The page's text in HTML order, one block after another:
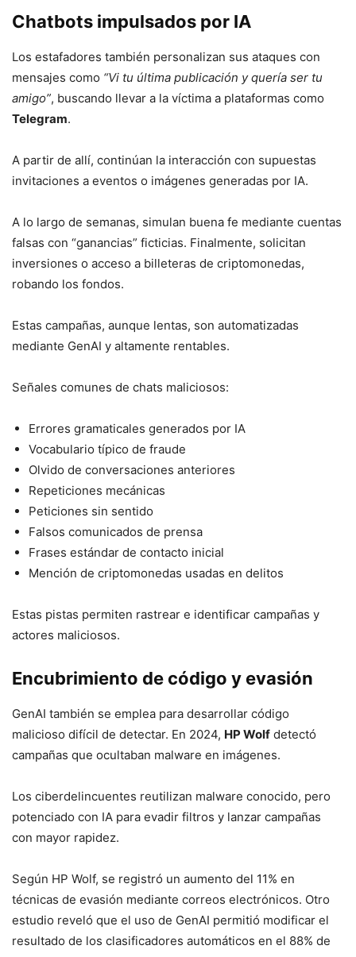
Chatbots impulsados por IA
Los estafadores también personalizan sus ataques con
mensajes como “Vi tu última publicación y quería ser tu
amigo”, buscando llevar a la víctima a plataformas como
Telegram.
A partir de allí, continúan la interacción con supuestas
invitaciones a eventos o imágenes generadas por IA.
A lo largo de semanas, simulan buena fe mediante cuentas
falsas con “ganancias” ficticias. Finalmente, solicitan
inversiones o acceso a billeteras de criptomonedas,
robando los fondos.
Estas campañas, aunque lentas, son automatizadas
mediante GenAI y altamente rentables.
Señales comunes de chats maliciosos:
Errores gramaticales generados por IA
Vocabulario típico de fraude
Olvido de conversaciones anteriores
Repeticiones mecánicas
Peticiones sin sentido
Falsos comunicados de prensa
Frases estándar de contacto inicial
Mención de criptomonedas usadas en delitos
Estas pistas permiten rastrear e identificar campañas y
actores maliciosos.
Encubrimiento de código y evasión
GenAI también se emplea para desarrollar código
malicioso difícil de detectar. En 2024, HP Wolf detectó
campañas que ocultaban malware en imágenes.
Los ciberdelincuentes reutilizan malware conocido, pero
potenciado con IA para evadir filtros y lanzar campañas
con mayor rapidez.
Según HP Wolf, se registró un aumento del 11% en
técnicas de evasión mediante correos electrónicos. Otro
estudio reveló que el uso de GenAI permitió modificar el
resultado de los clasificadores automáticos en el 88% de